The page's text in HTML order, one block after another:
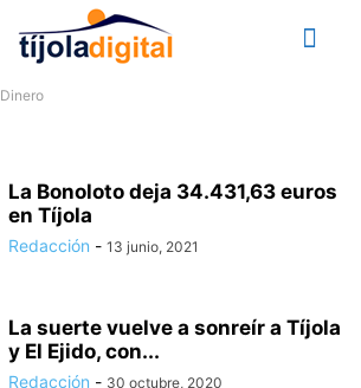
Dinero
La Bonoloto deja 34.431,63 euros
en Tíjola
Redacción - 13 junio, 2021
La suerte vuelve a sonreír a Tíjola
y El Ejido, con...
Redacción - 30 octubre, 2020